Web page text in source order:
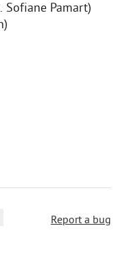
Sofiane Pamart)
Report a bug